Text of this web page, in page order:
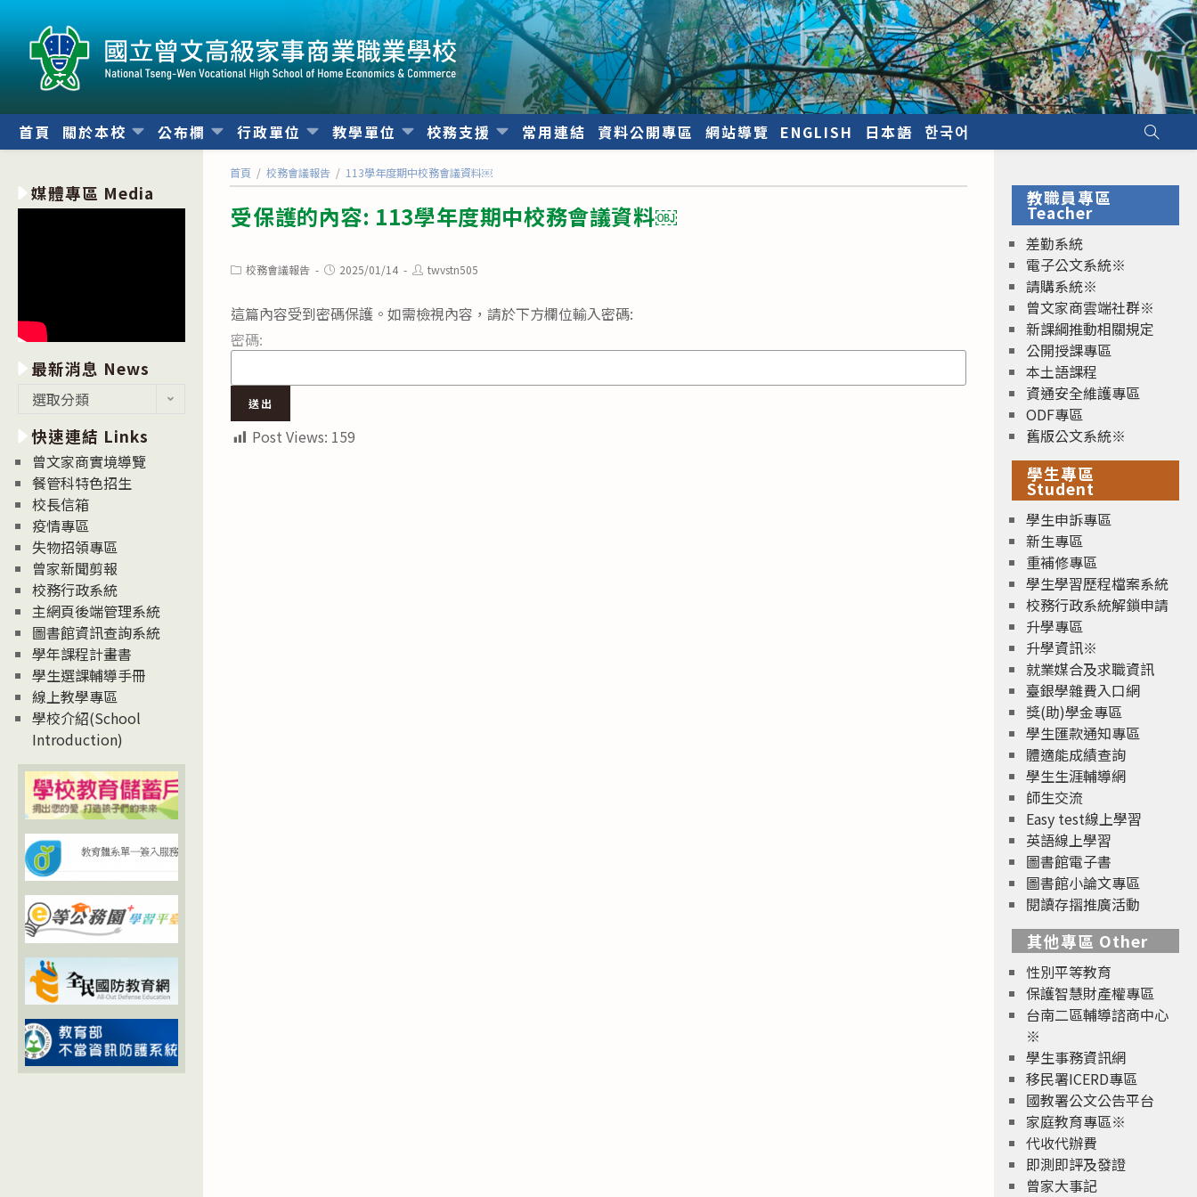
內
首頁 關於本校 公布欄 行政單位 教學單位 校務支援 常用連結 資料公開專區 網站導覽 ENGLISH 日本語 한국어
首頁 / 校務會議報告 / 113學年度期中校務會議資料￼
受保護的內容: 113學年度期中校務會議資料￼
Post校務會議報告
Post2025/01/14
Posttwvstn505
這篇內容受到密碼保護。如需檢視內容，請於下方欄位輸入密碼:
密碼:
Post Views: 159
媒體專區 Media
最新消息 News
消
息
News
選取分類
快速連結 Links
曾文家商實境導覽
餐管科特色招生
校長信箱
疫情專區
失物招領專區
曾家新聞剪報
校務行政系統
主網頁後端管理系統
圖書館資訊查詢系統
學年課程計畫書
學生選課輔導手冊
線上教學專區
學校介紹(School
Introduction)
教職員專區
Teacher
差勤系統
電子公文系統※
請購系統※
曾文家商雲端社群※
新課綱推動相關規定
公開授課專區
本土語課程
資通安全維護專區
ODF專區
舊版公文系統※
學生專區
Student
學生申訴專區
新生專區
重補修專區
學生學習歷程檔案系統
校務行政系統解鎖申請
升學專區
升學資訊※
就業媒合及求職資訊
臺銀學雜費入口網
獎(助)學金專區
學生匯款通知專區
體適能成績查詢
學生生涯輔導網
師生交流
Easy test線上學習
英語線上學習
圖書館電子書
圖書館小論文專區
閱讀存摺推廣活動
其他專區 Other
性別平等教育
保護智慧財產權專區
台南二區輔導諮商中心
※
學生事務資訊網
移民署ICERD專區
國教署公文公告平台
家庭教育專區※
代收代辦費
即測即評及發證
曾家大事記